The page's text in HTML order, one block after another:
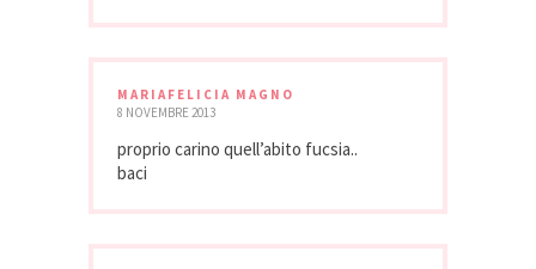
MARIAFELICIA MAGNO
8 NOVEMBRE 2013
proprio carino quell’abito fucsia..
baci